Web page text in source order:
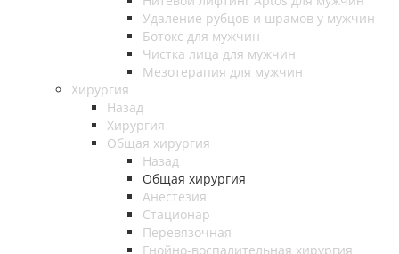
Удаление рубцов и шрамов у мужчин
Ботокс для мужчин
Чистка лица для мужчин
Мезотерапия для мужчин
Хирургия
Назад
Хирургия
Общая хирургия
Назад
Общая хирургия
Анестезия
Стационар
Перевязочная
Гнойно-воспалительная хирургия